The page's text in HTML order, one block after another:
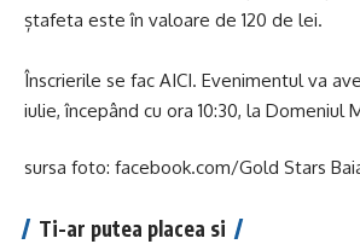
ștafeta este în valoare de 120 de lei.
Înscrierile se fac AICI. Evenimentul va
iulie, începând cu ora 10:30, la Domeniul
sursa foto: facebook.com/Gold Stars
Ti-ar putea placea si